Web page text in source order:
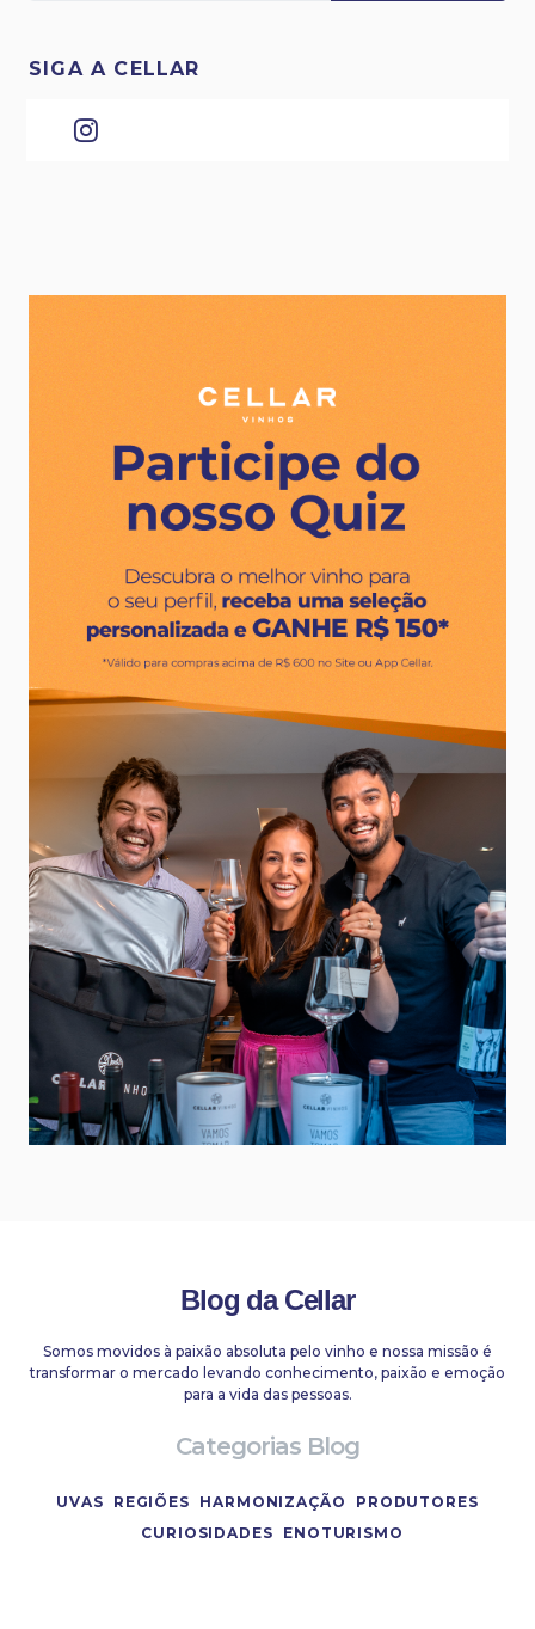
SIGA A CELLAR
Blog da Cellar
Somos movidos à paixão absoluta pelo vinho e nossa missão é
transformar o mercado levando conhecimento, paixão e emoção
para a vida das pessoas.
Categorias Blog
UVAS REGIÕES HARMONIZAÇÃO
PRODUTORES
CURIOSIDADES
ENOTURISMO